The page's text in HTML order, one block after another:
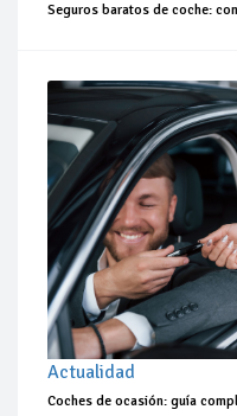
Seguros baratos de coche:
Actualidad
Coches de ocasión: guía